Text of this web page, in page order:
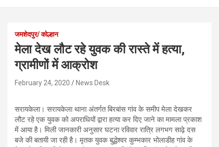
जमशेदपुर/ कोल्हान
मेला देख लौट रहे युवक की रास्ते में हत्या,
ग्रामीणों में आक्रोश
February 24, 2020 News Desk
सरायकेला। सरायकेला थाना अंतर्गत बिरबांस गांव के समीप मेला देखकर
लौट रहे एक युवक को अपराधियों द्वारा हत्या कर दिए जाने का मामला प्रकाश
में आया है। मिली जानकारी अनुसार घटना रविवार रात्रि लगभग साढ़े दस
बजे की बतायी जा रही है। मृतक युवक बुद्धेश्वर कुम्भकार भोलाडीह गांव के